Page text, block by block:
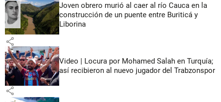
Joven obrero murió al caer al río Cauca en la
construcción de un puente entre Buriticá y
Liborina
share
Video | Locura por Mohamed Salah en Turquía;
así recibieron al nuevo jugador del Trabzonspor
share